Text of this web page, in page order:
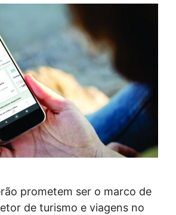
prometem ser o marco de
de turismo e viagens no